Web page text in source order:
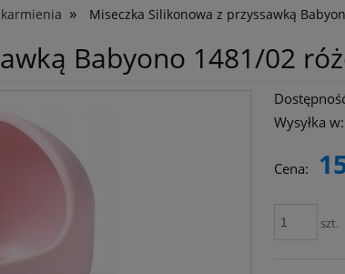
» Miseczka Silikonowa z przyssawką
Babyono 1481/02
Wysyłka w:
Cena:
szt.